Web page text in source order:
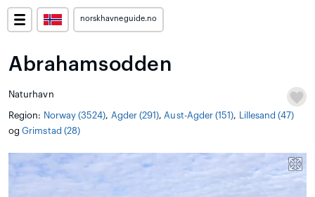
norskhavneguide.no
Abrahamsodden
Naturhavn
Region: Norway (3524), Agder (291), Aust-Agder (151),
Lillesand (47)
ogGrimstad (28)